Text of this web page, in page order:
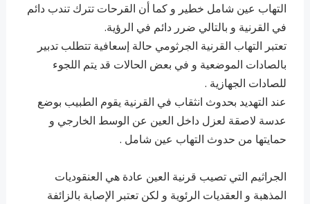
التهاب عين شامل خطير و كما أن القرحات تترك تندب دائم
في القرنية و بالتالي ضرر دائم في الرؤية.
تعتبر التهاب القرنية الجرثومي حالة إسعافية تتطلب تدبير
بالصادات الموضعية و في بعض الحالات قد يتم اللجوء
للصادات الجهازية .
عند التهديد بحدوث انثقاب في القرنية يقوم الطبيب بوضع
عدسة لاصقة لعزل داخل العين عن الوسط الخارجي و
حمايتها من حدوث التهاب عين شامل .
الجراثيم التي تصيب قرنية العين عادة هي العنقوديات
المذهبة و العقديات الرئوية و لكن تعتبر الإصابة بالزائفة